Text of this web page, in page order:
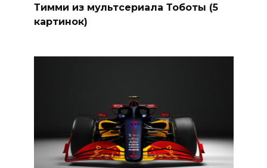
Тимми из мультсериала Тоботы (5
картинок)